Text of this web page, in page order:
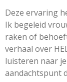
Deze ervaring
Ik begeleid
raken of
verhaal over
luisteren naar
aandachtspunt